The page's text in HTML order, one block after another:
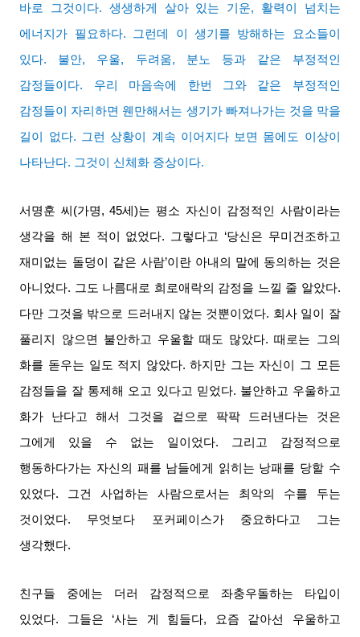
바로 그것이다. 생생하게 살아 있는 기운, 활력이 넘치는
에너지가 필요하다.
그런데 이 생기를 방해하는 요소들이
있다. 불안, 우울, 두려움, 분노 등과 같은 부정적인
감정들이다. 우리 마음속에 한번 그와 같은 부정적인
감정들이 자리하면 웬만해서는 생기가 빠져나가는 것을 막을
길이 없다. 그런 상황이 계속 이어지다 보면 몸에도 이상이
나타난다. 그것이 신체화 증상이다.
서명훈 씨 (가명, 45세)는 평소 자신이 감정적인 사람이라는
생각을 해 본 적이 없었다. 그렇다고 ‘당신은 무미건조하고
재미없는 돌덩이 같은 사람’이란 아내의 말에 동의하는 것은
아니었다. 그도 나름대로 희로애락의 감정을 느낄 줄 알았다.
다만 그것을 밖으로 드러내지 않는 것뿐이었다. 회사 일이 잘
풀리지 않으면 불안하고 우울할 때도 많았다.때로는 그의
화를 돋우는 일도 적지 않았다.하지만 그는 자신이 그 모든
감정들을 잘 통제해 오고 있다고 믿었다. 불안하고 우울하고
화가 난다고 해서 그것을 겉으로 팍팍 드러낸다는 것은
그에게 있을 수 없는 일이었다.
그리고 감정적으로
행동하다가는 자신의 패를 남들에게 읽히는 낭패를 당할 수
있었다.
그건 사업하는 사람으로서는 최악의 수를 두는
것이었다. 무엇보다 포커페이스가 중요하다고 그는
생각했다.
친구들 중에는 더러 감정적으로 좌충우돌하는 타입이
있었다. 그들은 ‘사는 게 힘들다,
요즘 같아선 우울하고